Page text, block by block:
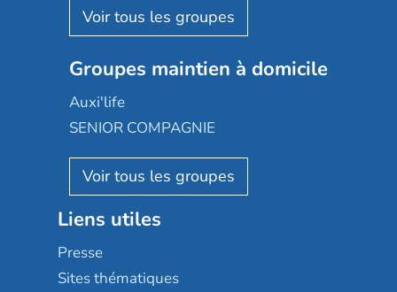
Aquarelia
Nexity edenea
Les jardins d'Arcadie
Occitalia
Appartseniors
Reseda
Stella management
Les villages d'or
Sérénys
Résidences services Villa Médicis
Emera
Groupe SOS
Le Noble Âge
Almage
Résidalya
Groupe aplus
Groupes maintien à domicile
Auxi'life
SENIOR COMPAGNIE
AGE D'OR Services
Liens utiles
Presse
Sites thématiques